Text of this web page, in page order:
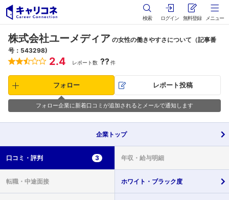
検索 ログイン 無料登録 メニュー
株式会社ユーメディア の女性の働きやすさについて（記事番
号：543298)
2.4 レポート数 ??件
フォロー レポート投稿
フォロー企業に新着口コミが追加されるとメールで通知します
企業 トップ
口コミ・ 評判 3 年収・ 給与明細
転職・ 中途面接 ホワイト・ ブラック度